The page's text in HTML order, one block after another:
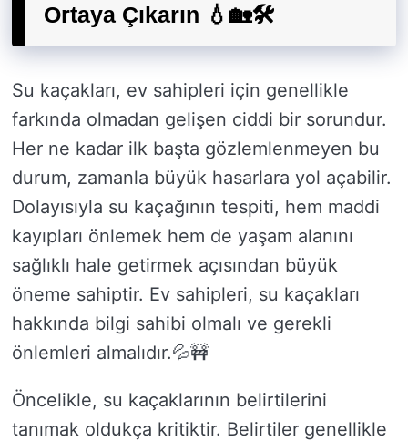
Ortaya Çıkarın 💧🏡🛠️
Su kaçakları, ev sahipleri için genellikle
farkında olmadan gelişen ciddi bir sorundur.
Her ne kadar ilk başta gözlemlenmeyen bu
durum, zamanla büyük hasarlara yol açabilir.
Dolayısıyla su kaçağının tespiti, hem maddi
kayıpları önlemek hem de yaşam alanını
sağlıklı hale getirmek açısından büyük
öneme sahiptir. Ev sahipleri, su kaçakları
hakkında bilgi sahibi olmalı ve gerekli
önlemleri almalıdır.💦🚧
Öncelikle, su kaçaklarının belirtilerini
tanımak oldukça kritiktir. Belirtiler genellikle